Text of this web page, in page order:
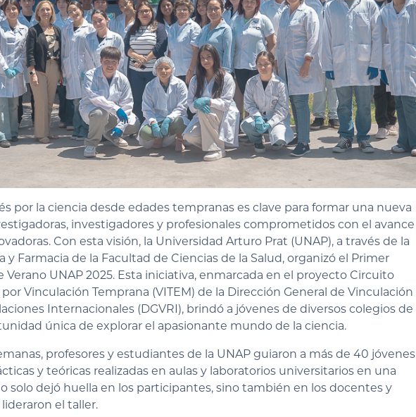
por la ciencia desde edades tempranas es clave para formar una nueva
investigadores y profesionales comprometidos con el avance
Con esta visión, la Universidad Arturo Prat (UNAP), a través de la
y Farmacia de la Facultad de Ciencias de la Salud, organizó el Primer
Verano UNAP 2025. Esta iniciativa, enmarcada en el proyecto Circuito
por Vinculación Temprana (VITEM) de la Dirección General de Vinculación
Internacionales (DGVRI), brindó a jóvenes de diversos colegios de
única de explorar el apasionante mundo de la ciencia.
profesores y estudiantes de la UNAP guiaron a más de 40 jóvenes
y teóricas realizadas en aulas y laboratorios universitarios en una
solo dejó huella en los participantes, sino también en los docentes y
el taller.